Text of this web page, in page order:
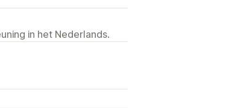
in het Nederlands.